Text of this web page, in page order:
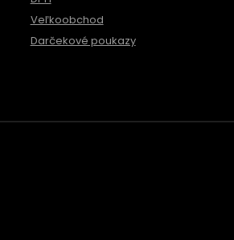
Veľkoobchod
Darčekové poukazy